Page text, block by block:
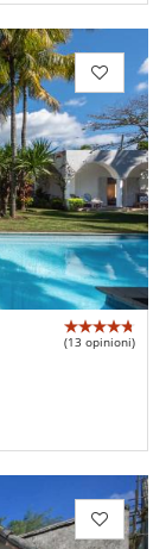
(13 opinioni)